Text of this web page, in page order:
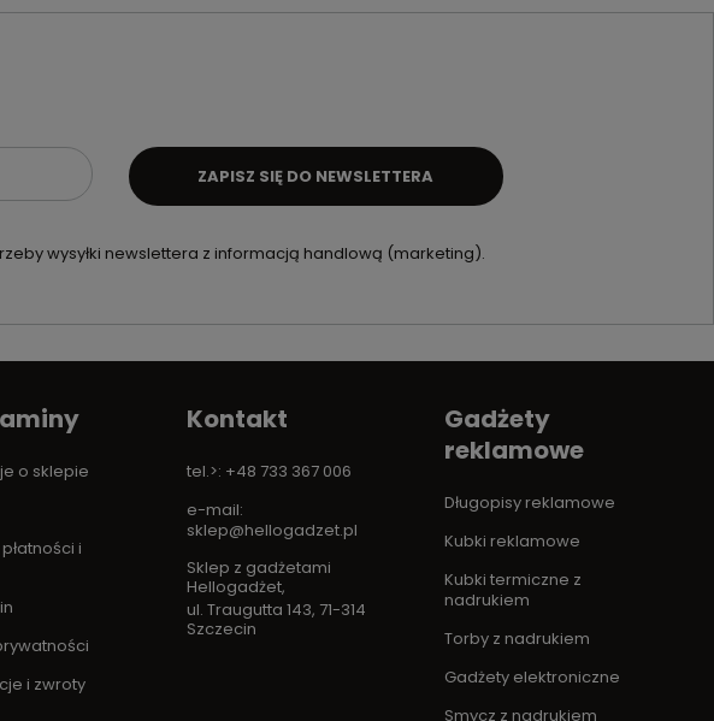
wysyłki newslettera z informacją handlową (marketing).
ZAPISZ SIĘ DO NEWSLETTERA
o sklepie
i
i zwroty
Kontakt
tel.>: +48 733 367 006
e-mail:
sklep@hellogadzet.pl
Sklep z gadżetami
Hellogadżet,
ul. Traugutta 143, 71-314
Szczecin
Gadżety
reklamowe
Długopisy reklamowe
Kubki reklamowe
Kubki termiczne z
nadrukiem
Torby z nadrukiem
Gadżety elektroniczne
Smycz z nadrukiem